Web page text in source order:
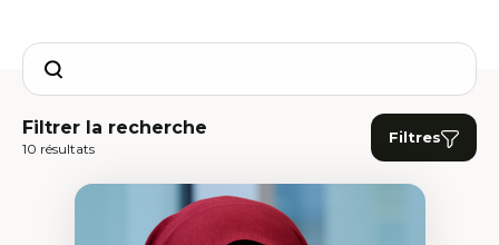
Search
Filtrer la recherche
10 résultats
Filtres